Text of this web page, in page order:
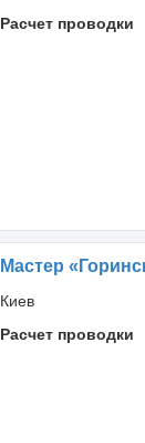
Расчет проводки
Мастер
Киев
Расчет проводки